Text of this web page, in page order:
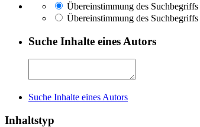
Übereinstimmung des Suchbegriffs
Übereinstimmung des Suchbegriffs
Suche Inhalte eines Autors
Suche Inhalte eines Autors
Inhaltstyp